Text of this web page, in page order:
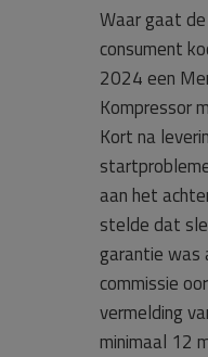
Waar gaat
consument
2024 een
Kompressor
Kort na
aan het
stelde dat
garantie was
commissie
vermelding
minimaal 12